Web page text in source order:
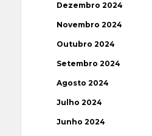
Dezembro 2024
Novembro 2024
Outubro 2024
Setembro 2024
Agosto 2024
Julho 2024
Junho 2024